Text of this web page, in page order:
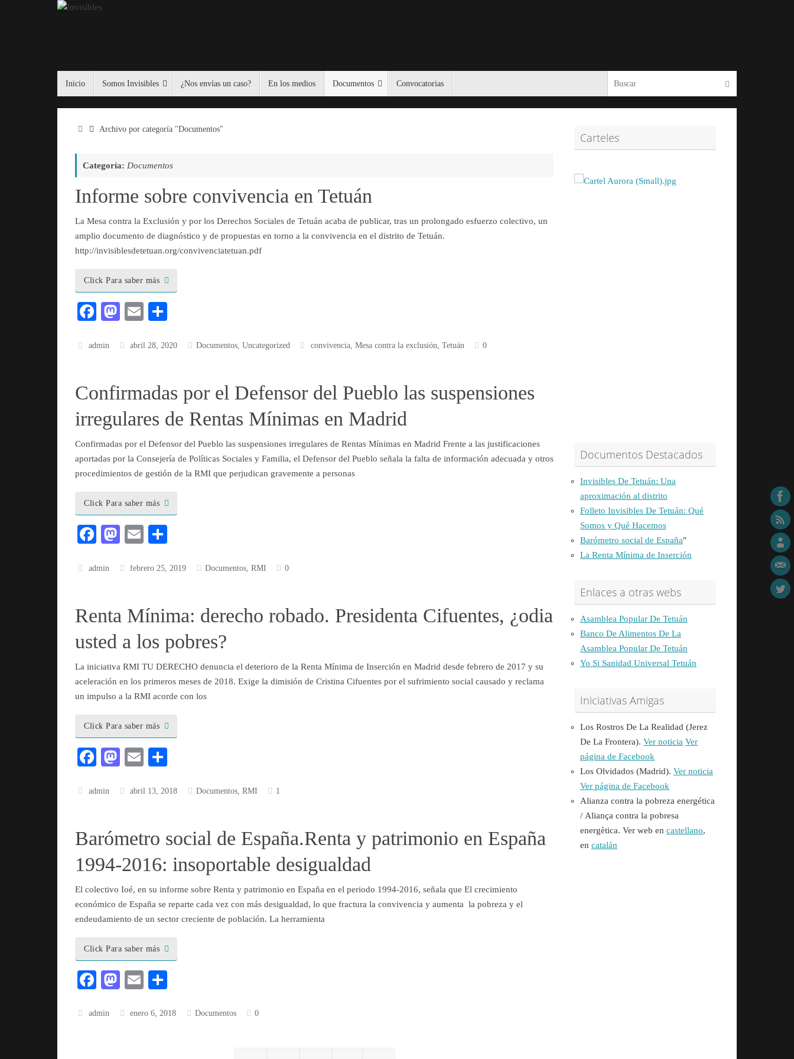
Inicio Somos Invisibles ¿Nos envías un caso? En los medios Documentos Convocatorias Buscar
InicioArchivo por categoría "Documentos"
Categoría: Documentos
Informe sobre convivencia en Tetuán
La Mesa contra la Exclusión y por los Derechos Sociales de Tetuán acaba de publicar, tras un prolongado esfuerzo colectivo, un
amplio documento de diagnóstico y de propuestas en torno a la convivencia en el distrito de Tetuán.
http://invisiblesdetetuan.org/convivenciatetuan.pdf
Click Para saber más
Fa
bo
M
to
n
E
ail m
rti
r
admin abril 28, 2020 Documentos, Uncategorized convivencia, Mesa contra la exclusión, Tetuán 0
Confirmadas por el Defensor del Pueblo las suspensiones
irregulares de Rentas Mínimas en Madrid
Confirmadas por el Defensor del Pueblo las suspensiones irregulares de Rentas Mínimas en Madrid Frente a las justificaciones
aportadas por la Consejería de Políticas Sociales y Familia, el Defensor del Pueblo señala la falta de información adecuada y otros
procedimientos de gestión de la RMI que perjudican gravemente a personas
Click Para saber más
Fa
bo
M
to
n
E
ail m
rti
r
admin febrero 25, 2019 Documentos, RMI 0
Renta Mínima: derecho robado. Presidenta Cifuentes, ¿odia
usted a los pobres?
La iniciativa RMI TU DERECHO denuncia el deterioro de la Renta Mínima de Inserción en Madrid desde febrero de 2017 y su
aceleración en los primeros meses de 2018. Exige la dimisión de Cristina Cifuentes por el sufrimiento social causado y reclama
un impulso a la RMI acorde con los
Click Para saber más
Fa
bo
M
to
n
E
ail m
rti
r
admin abril 13, 2018 Documentos, RMI 1
Barómetro social de España.Renta y patrimonio en España
1994-2016: insoportable desigualdad
El colectivo Ioé, en su informe sobre Renta y patrimonio en España en el periodo 1994-2016, señala que El crecimiento
económico de España se reparte cada vez con más desigualdad, lo que fractura la convivencia y aumenta la pobreza y el
endeudamiento de un sector creciente de población. La herramienta
Click Para saber más
Fa
bo
M
to
E
ail m
admin enero 6, 2018 Documentos 0
Carteles
Documentos Destacados
Invisibles De Tetuán: Una
aproximación al distrito
Folleto Invisibles De Tetuán: Qué
Somos y Qué Hacemos
Barómetro social de España"
La Renta Mínima de Inserción
Enlaces a otras webs
Asamblea Popular De Tetuán
Banco De Alimentos De La
Asamblea Popular De Tetuán
Yo Si Sanidad Universal Tetuán
Iniciativas Amigas
Los Rostros De La Realidad (Jerez
De La Frontera). Ver noticia Ver
página de Facebook
Los Olvidados (Madrid). Ver noticia
Ver página de Facebook
Alianza contra la pobreza energética
/ Aliança contra la pobresa
energètica. Ver web en castellano,
en catalán